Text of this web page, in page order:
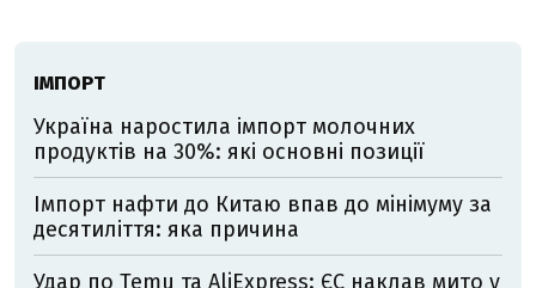
ІМПОРТ
Україна наростила імпорт молочних
продуктів на 30%: які основні позиції
Імпорт нафти до Китаю впав до мінімуму за
десятиліття: яка причина
Удар по Temu та AliExpress: ЄС наклав мито у